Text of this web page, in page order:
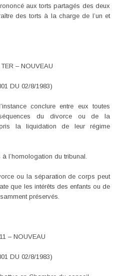
aux torts partagés des deux
des torts à la charge de l’un et
– NOUVEAU
DU 02/8/1983)
conclure entre eux toutes
du divorce ou de la
la liquidation de leur régime
l’homologation du tribunal.
ou la séparation de corps peut
que les intérêts des enfants ou de
préservés.
– NOUVEAU
DU 02/8/1983)